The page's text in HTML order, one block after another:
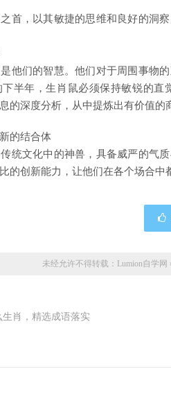
首，以其敏捷的思维和良好的洞
他们的智慧。他们对于周围事物
半年，生肖鼠必须保持敏锐的
的深度分析，从中提炼出有价值的
的结合体
统文化中的神兽，具备威严的气
的创新能力，让他们在各个场合中
未经允许不得转载： Lumion自学网
肖，精选成语落实